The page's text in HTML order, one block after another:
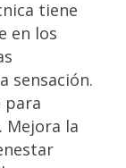
tiene
en los
sensación.
para
Mejora la